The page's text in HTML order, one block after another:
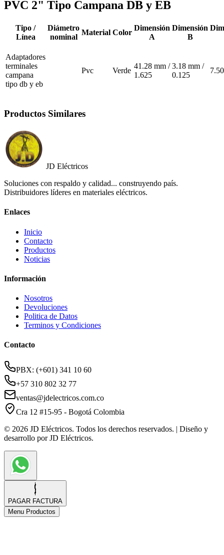
PVC 2" Tipo Campana DB y EB
Tipo /
Línea
Diámetro
nominal
Material Color
Dimensión
A
Dimensión
B
Adaptadores
terminales
campana
tipo db y eb
Pvc Verde
41.28 mm /
1.625
3.18 mm /
0.125
Productos Similares
JD Eléctricos
Soluciones con respaldo y calidad... construyendo país.
Distribuidores líderes en materiales eléctricos.
Enlaces
Inicio
Contacto
Productos
Noticias
Información
Nosotros
Devoluciones
Politica de Datos
Terminos y Condiciones
Contacto
PBX: (+601) 341 10 60
+57 310 802 32 77
ventas@jdelectricos.com.co
Cra 12 #15-95 - Bogotá Colombia
© 2026 JD Eléctricos. Todos los derechos reservados. | Diseño y
desarrollo por JD Eléctricos.
PAGAR FACTURA
Menu Productos